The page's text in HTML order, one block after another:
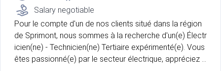
Salary negotiable
Pour le compte d'un de nos clients situé dans la région
de Sprimont, nous sommes à la recherche d'un(e) Électr
icien(ne) - Technicien(ne) Tertiaire expérimenté(e). Vous
êtes passionné(e) par le secteur électrique, appréciez l